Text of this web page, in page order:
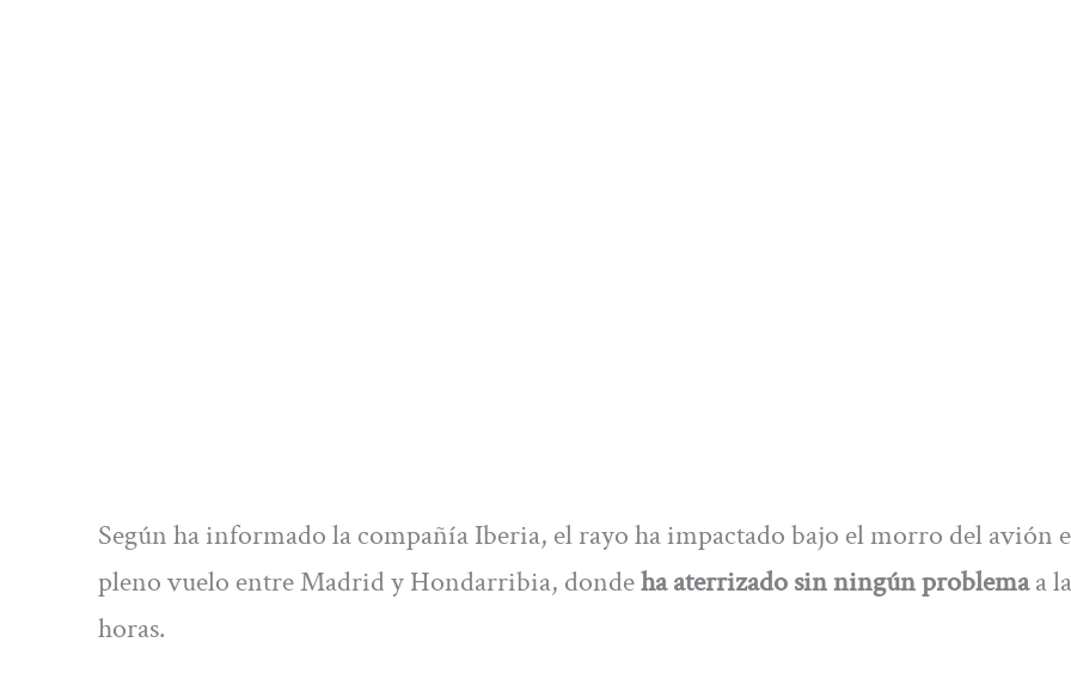
Según ha informado la compañía Iberia, el rayo ha impactado bajo el morro del avión
pleno vuelo entre Madrid y Hondarribia, dondeha aterrizado sin ningún problemaa
horas.